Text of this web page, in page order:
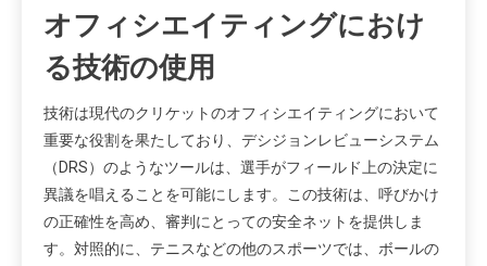
オフィシエイティングにおけ
る技術の使用
技術は現代のクリケットのオフィシエイティングにおいて
重要な役割を果たしており、デシジョンレビューシステム
（DRS）のようなツールは、選手がフィールド上の決定に
異議を唱えることを可能にします。この技術は、呼びかけ
の正確性を高め、審判にとっての安全ネットを提供しま
す。対照的に、テニスなどの他のスポーツでは、ボールの